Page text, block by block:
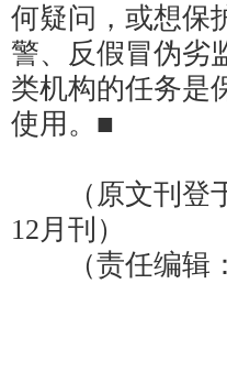
何疑问，或想保
警、反假冒伪劣
类机构的任务是
使用。■
（原文刊登于
12月刊）
（责任编辑：